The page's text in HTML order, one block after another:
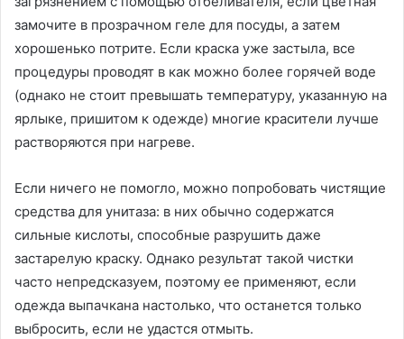
замочите в прозрачном геле для посуды, а затем
хорошенько потрите. Если краска уже застыла, все
процедуры проводят в как можно более горячей воде
(однако не стоит превышать температуру, указанную на
ярлыке, пришитом к одежде) многие красители лучше
растворяются при нагреве.
Если ничего не помогло, можно попробовать чистящие
средства для унитаза: в них обычно содержатся
сильные кислоты, способные разрушить даже
застарелую краску. Однако результат такой чистки
часто непредсказуем, поэтому ее применяют, если
одежда выпачкана настолько, что останется только
выбросить, если не удастся отмыть.